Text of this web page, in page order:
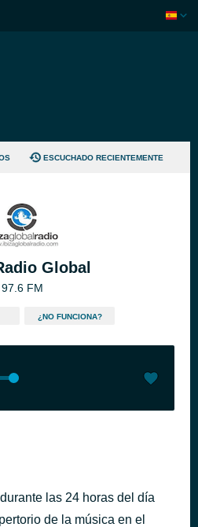
ESCUCHADO RECIENTEMENTE
Global
97.6 FM
¿NO FUNCIONA?
las 24 horas del día
de la música en el